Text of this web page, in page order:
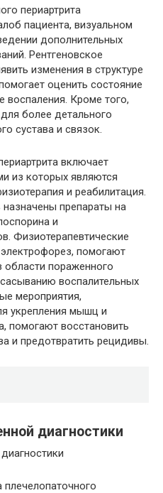
периартрита
пациента, визуальном
дополнительных
Рентгеновское
изменения в структуре
оценить состояние
воспаления. Кроме того,
более детального
сустава и связок.
включает
из которых являются
и реабилитация.
препараты на
и
Физиотерапевтические
помогают
пораженного
воспалительных
мероприятия,
укрепления мышц и
помогают восстановить
и предотвратить рецидивы.
диагностики